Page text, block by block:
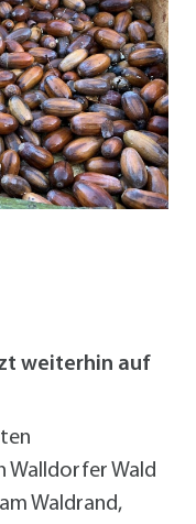
weiterhin auf
Walldorfer Wald
Waldrand,